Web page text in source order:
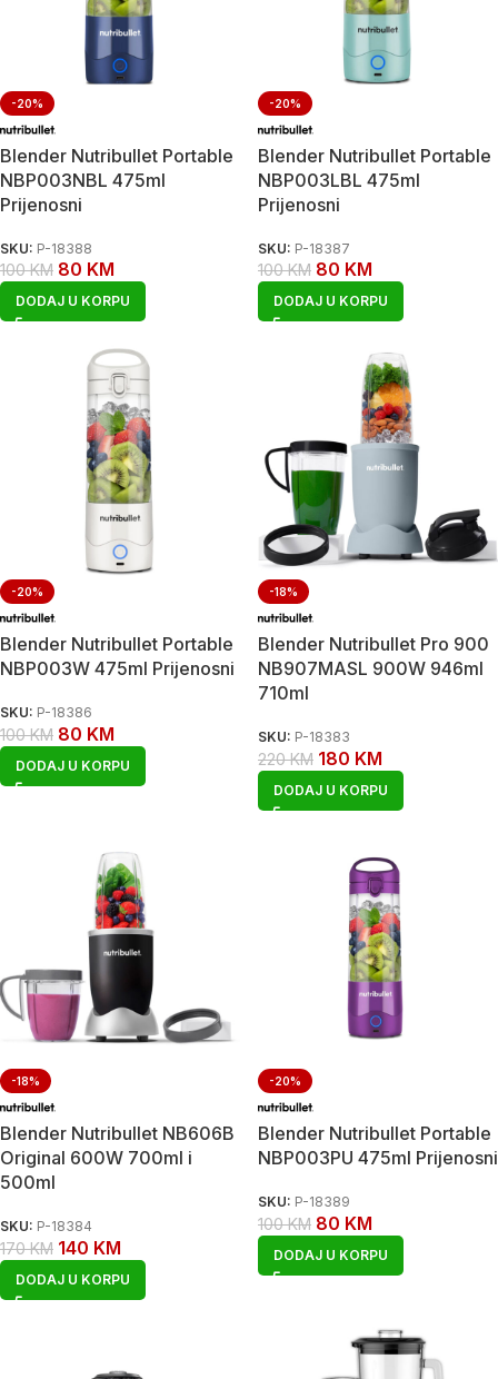
-20%
Blender Nutribullet Portable
NBP003NBL 475ml
Prijenosni
SKU: P-18388
100KM 80 KM
DODAJ U KORPU
-20%
Blender Nutribullet Portable
NBP003LBL 475ml
Prijenosni
SKU: P-18387
100KM 80 KM
DODAJ U KORPU
-20%
Blender Nutribullet Portable
NBP003W 475ml Prijenosni
SKU: P-18386
100KM 80 KM
DODAJ U KORPU
-18%
Blender Nutribullet Pro 900
NB907MASL 900W 946ml
710ml
SKU: P-18383
220KM 180 KM
DODAJ U KORPU
-18%
Blender Nutribullet NB606B
Original 600W 700ml i
500ml
SKU: P-18384
170KM 140 KM
DODAJ U KORPU
-20%
Blender Nutribullet Portable
NBP003PU 475ml Prijenosni
SKU: P-18389
100KM 80 KM
DODAJ U KORPU